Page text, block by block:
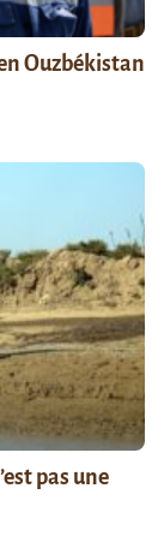
Ouzbékistan
pas une